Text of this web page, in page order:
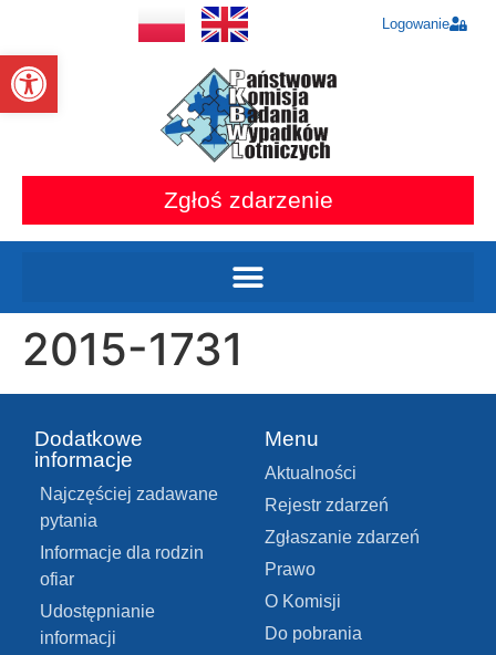
Otwórz pasek narzędzi
Logowanie
Zgłoś zdarzenie
2015-1731
Dodatkowe
informacje
Najczęściej zadawane
pytania
Informacje dla rodzin
ofiar
Udostępnianie
informacji
Menu
Aktualności
Rejestr zdarzeń
Zgłaszanie zdarzeń
Prawo
O Komisji
Do pobrania